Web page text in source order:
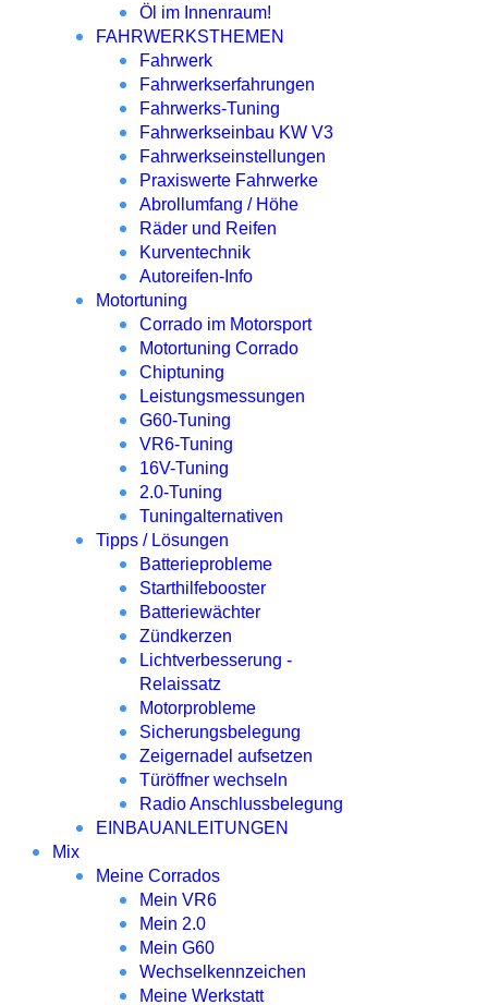
Öl im Innenraum!
FAHRWERKSTHEMEN
Fahrwerk
Fahrwerkserfahrungen
Fahrwerks-Tuning
Fahrwerkseinbau KW V3
Fahrwerkseinstellungen
Praxiswerte Fahrwerke
Abrollumfang / Höhe
Räder und Reifen
Kurventechnik
Autoreifen-Info
Motortuning
Corrado im Motorsport
Motortuning Corrado
Chiptuning
Leistungsmessungen
G60-Tuning
VR6-Tuning
16V-Tuning
2.0-Tuning
Tuningalternativen
Tipps / Lösungen
Batterieprobleme
Starthilfebooster
Batteriewächter
Zündkerzen
Lichtverbesserung -
Relaissatz
Motorprobleme
Sicherungsbelegung
Zeigernadel aufsetzen
Türöffner wechseln
Radio Anschlussbelegung
EINBAUANLEITUNGEN
Mix
Meine Corrados
Mein VR6
Mein 2.0
Mein G60
Wechselkennzeichen
Meine Werkstatt